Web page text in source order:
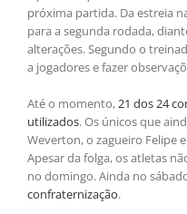
próxima partida. Da estreia
para a segunda rodada,
alterações. Segundo o
a jogadores e fazer
Até o momento,21 dos 24
utilizados. Os únicos que
Weverton, o zagueiro Felipe
Apesar da folga, os atletas
no domingo. Ainda no
confraternização.